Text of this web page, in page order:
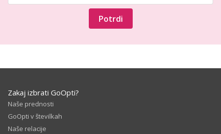
Potrdi
Zakaj izbrati GoOpti?
Naše prednosti
GoOpti v številkah
Naše relacije